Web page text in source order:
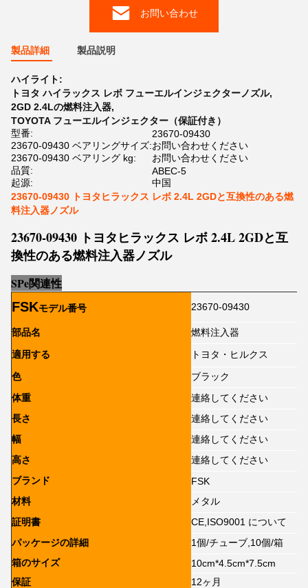
お問い合わせ
製品詳細 製品説明
ハイライト:
トヨタ ハイラックス レボ フューエルインジェクターノズル,
2GD 2.4Lの燃料注入器,
TOYOTA フューエルインジェクター（保証付き）
型番:
23670-09430
23670-09430 ベアリングサイズ:お問い合わせください
23670-09430 ベアリング kg:
お問い合わせください
品質:
ABEC-5
起源:
中国
23670-09430 トヨタヒラックス レボ 2.4L 2GDと互換性のある燃
料注入器ノズル
23670-09430 トヨタヒラックス レボ 2.4L 2GDと互
換性のある燃料注入器ノズル
SPe関連性
FSKモデル番号 23670-09430
部品名
燃料注入器
適用する
トヨタ・ヒルクス
色
ブラック
体重
連絡してください
長さ
連絡してください
幅
連絡してください
高さ
連絡してください
ブランド
FSK
材料
メタル
証明書
CE,ISO9001 について
パッケージの詳細
1個/チューブ,10個/箱
箱のサイズ
10cm*4.5cm*7.5cm
保証
12ヶ月